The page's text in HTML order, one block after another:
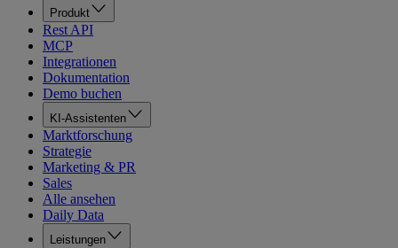
Produkt
Rest API
MCP
Integrationen
Dokumentation
Demo buchen
KI-Assistenten
Marktforschung
Strategie
Marketing & PR
Sales
Alle ansehen
Daily Data
Leistungen